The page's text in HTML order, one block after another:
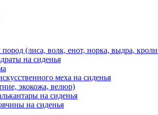
(лиса, волк, енот, норка, выдра,
на сиденья
меха на сиденья
экокожа, велюр)
на сиденья
на сиденья